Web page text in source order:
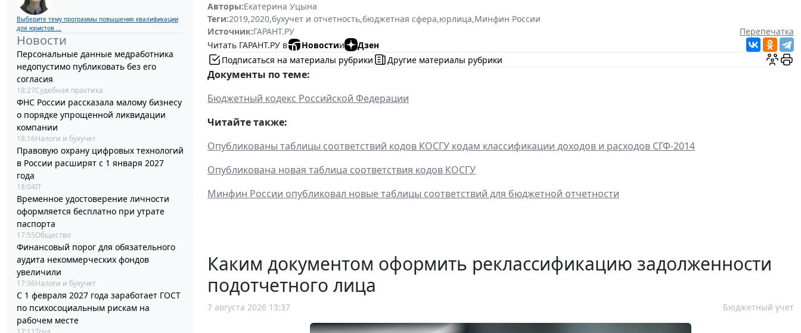
Выберите тему программы повышения квалификации
для юристов ...
Новости
Персональные данные медработника
недопустимо публиковать без его
согласия
18:27Судебная практика
ФНС России рассказала малому бизнесу
о порядке упрощенной ликвидации
компании
18:16Налоги и бухучет
Правовую охрану цифровых технологий
в России расширят с 1 января 2027
года
18:04IT
Временное удостоверение личности
оформляется бесплатно при утрате
паспорта
17:55Общество
Финансовый порог для обязательного
аудита некоммерческих фондов
увеличили
17:36Налоги и бухучет
С 1 февраля 2027 года заработает ГОСТ
по психосоциальным рискам на
рабочем месте
Авторы:Екатерина Уцына
Теги:2019,2020,бухучет и отчетность,бюджетная сфера,юрлица,Минфин России
Источник:ГАРАНТ.РУ
Перепечатка
Читать ГАРАНТ.РУ в
Новостии
Дзен
Подписаться на материалы рубрики
Другие материалы рубрики
Документы по теме:
Бюджетный кодекс Российской Федерации
Читайте также:
Опубликованы таблицы соответствий кодов КОСГУ кодам классификации доходов и расходов СГФ-2014
Опубликована новая таблица соответствия кодов КОСГУ
Минфин России опубликовал новые таблицы соответствий для бюджетной отчетности
Каким документом оформить реклассификацию задолженности
подотчетного лица
7 августа 2026 13:37 Бюджетный учет